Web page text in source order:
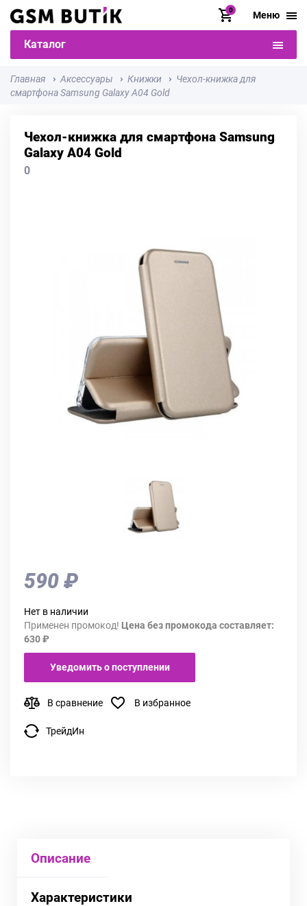
0 Меню
Каталог
Главная Аксессуары Книжки
Чехол-книжка для
смартфона Samsung Galaxy A04 Gold
Чехол-книжка для смартфона Samsung
Galaxy A04 Gold
0
590 ₽
Нет в наличии
Применен промокод! Цена без промокода составляет:
630 ₽
Уведомить о поступлении
В сравнение В избранное
ТрейдИн
Описание
Характеристики